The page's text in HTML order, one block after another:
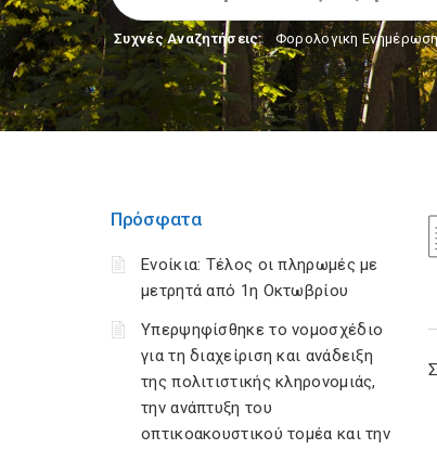
Συχνές Αναζητήσεις: Φορολογικη
Πρόσφατα
Ενοίκια: Τέλος οι πληρωμές με
μετρητά από 1η Οκτωβρίου
Υπερψηφίσθηκε το νομοσχέδιο
για τη διαχείριση και ανάδειξη
της πολιτιστικής κληρονομιάς,
την ανάπτυξη του
οπτικοακουστικού τομέα και την